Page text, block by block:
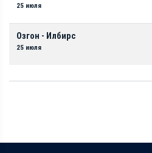
25 июля
Озгон - Илбирс
25 июля